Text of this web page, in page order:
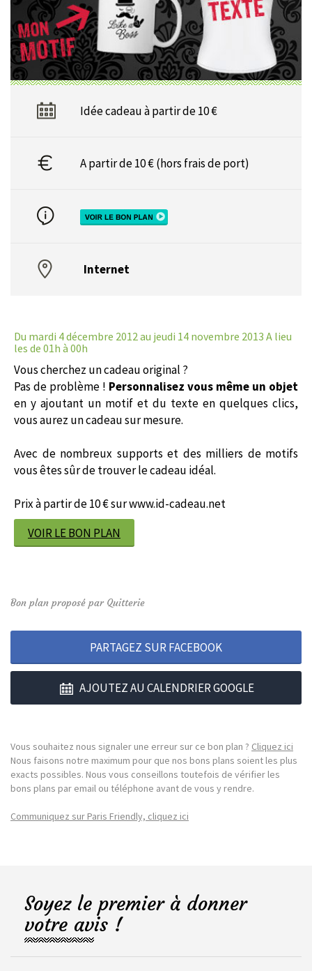
Idée cadeau à partir de 10 €
A partir de 10 € (hors frais de port)
Internet
Du mardi 4 décembre 2012 au jeudi 14 novembre 2013 A lieu
les de 01h à 00h
Vous cherchez un cadeau original ?
Pas de problème ! Personnalisez vous même un objet
en y ajoutant un motif et du texte en quelques clics,
vous aurez un cadeau sur mesure.
Avec de nombreux supports et des milliers de motifs
vous êtes sûr de trouver le cadeau idéal.
Prix à partir de 10 € sur www.id-cadeau.net
VOIR LE BON PLAN
Bon plan proposé par Quitterie
PARTAGEZ SUR FACEBOOK
AJOUTEZ AU CALENDRIER GOOGLE
Vous souhaitez nous signaler une erreur sur ce bon plan ? Cliquez ici
Nous faisons notre maximum pour que nos bons plans soient les plus
exacts possibles. Nous vous conseillons toutefois de vérifier les
bons plans par email ou téléphone avant de vous y rendre.
Communiquez sur Paris Friendly, cliquez ici
Soyez le premier à donner
votre avis !